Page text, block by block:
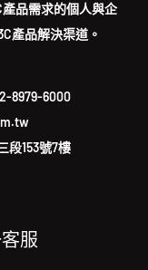
品需求的個人與企
產品解決渠道。
8979-6000
段153號7樓
服